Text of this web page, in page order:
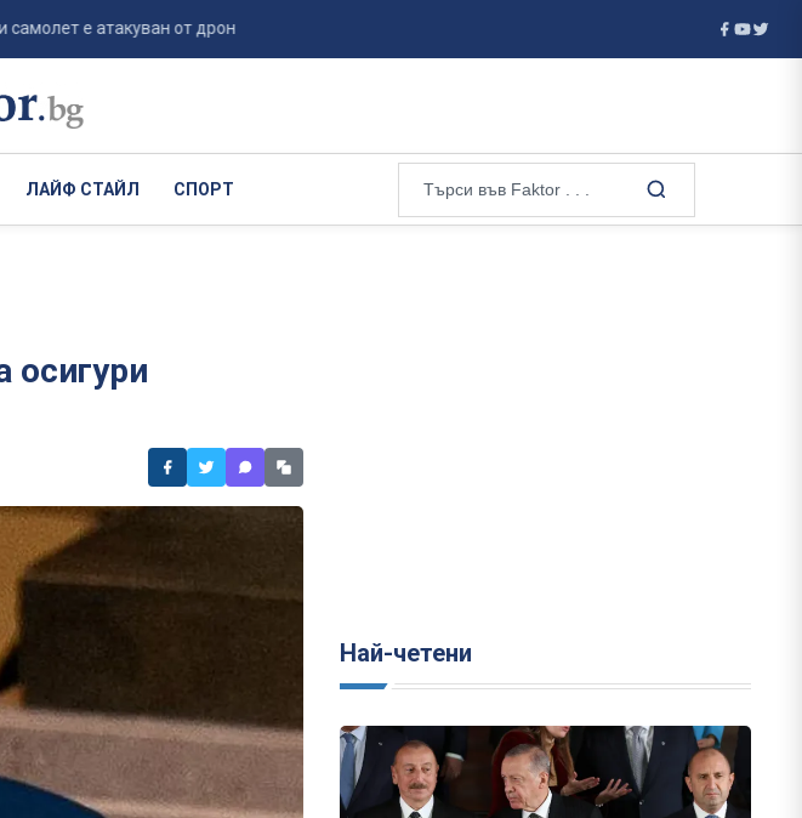
атакуван от дрон-камикадзе - детон... В Москва погребаха генерал при засилена
ЛАЙФ СТАЙЛ СПОРТ
осигури
Най-четени